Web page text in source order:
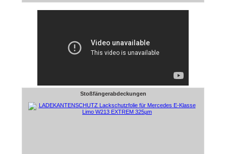
Stoßfängerabdeckungen